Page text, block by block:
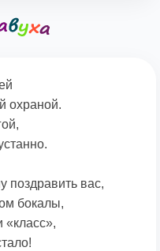
охраной.
поздравить вас,
бокалы,
«класс»,